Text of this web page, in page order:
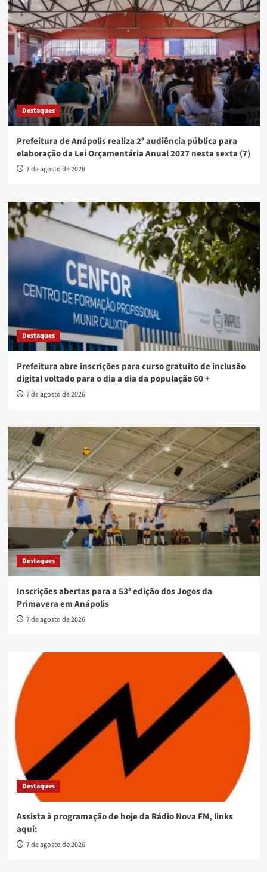
Destaques
Prefeitura de Anápolis realiza 2ª audiência pública para
elaboração da Lei Orçamentária Anual 2027 nesta sexta (7)
7 de agosto de 2026
Destaques
Prefeitura abre inscrições para curso gratuito de inclusão
digital voltado para o dia a dia da população 60 +
7 de agosto de 2026
Destaques
Inscrições abertas para a 53ª edição dos Jogos da
Primavera em Anápolis
7 de agosto de 2026
Destaques
Assista à programação de hoje da Rádio Nova FM, links
aqui:
7 de agosto de 2026